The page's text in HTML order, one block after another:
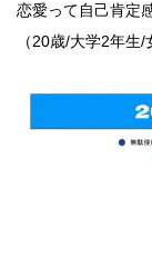
恋愛って自己肯定
（20歳/大学2年生/